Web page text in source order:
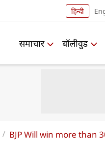
हिन्दी
समाचार बॉलीवुड
BJP Will win more than